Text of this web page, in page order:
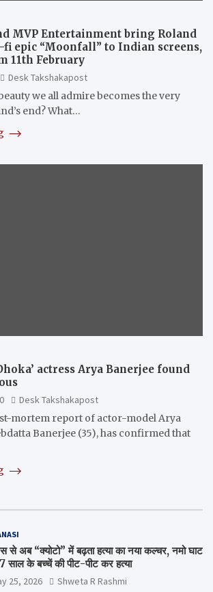
MVP Entertainment bring Roland
fi epic “Moonfall” to Indian screens,
11th February
Desk Takshakapost
we all admire becomes the very
end? What…
actress Arya Banerjee found
Desk Takshakapost
mortem report of actor-model Arya
Banerjee (35), has confirmed that
से अब “क्योटो” में बढ़ता हत्या का नया कल्चर, नमो घाट
साल के बच्चें की पीट-पीट कर हत्या
25, 2026 Shweta R Rashmi